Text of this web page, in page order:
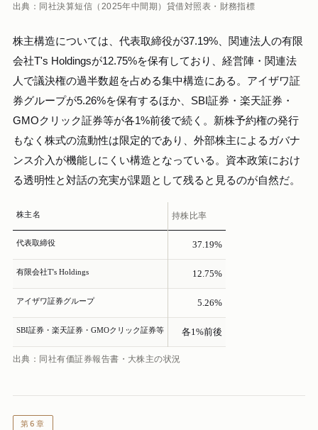
出典：同社決算短信（2025年中間期）貸借対照表・財務指標
株主構造については、代表取締役が37.19%、関連法人の有限
会社T's Holdingsが12.75%を保有しており、経営陣・関連法
人で議決権の過半数超を占める集中構造にある。アイザワ証
券グループが5.26%を保有するほか、SBI証券・楽天証券・
GMOクリック証券等が各1%前後で続く。新株予約権の発行
もなく株式の流動性は限定的であり、外部株主によるガバナ
ンス介入が機能しにくい構造となっている。資本政策におけ
る透明性と対話の充実が課題として残ると見るのが自然だ。
株主名 持株比率
代表取締役 37.19%
有限会社T's Holdings 12.75%
アイザワ証券グループ 5.26%
SBI証券・楽天証券・GMOクリック証券等 各1%前後
出典：同社有価証券報告書・大株主の状況
第6章